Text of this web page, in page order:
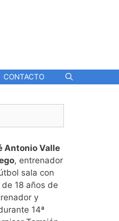
CONTACTO
Antonio Valle
, entrenador
sala con
de 18 años de
y
14ª